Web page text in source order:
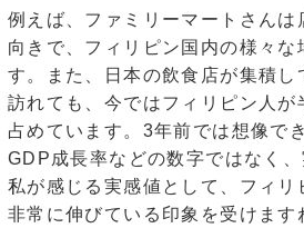
例えば、ファミリーマートさんは
向きで、フィリピン国内の様々な
す。また、日本の飲食店が集積し
訪れても、今ではフィリピン人が
占めています。3年前では想像で
GDP成長率などの数字ではなく
私が感じる実感値として、フィリ
非常に伸びている印象を受けます